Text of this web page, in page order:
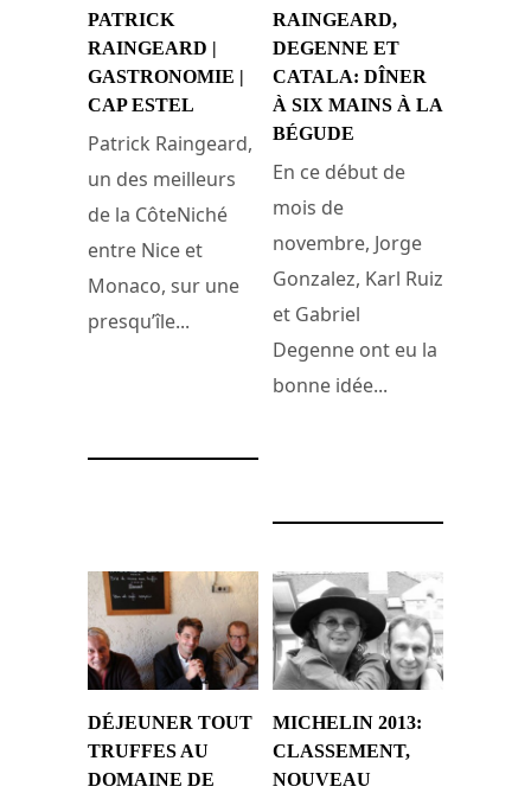
PATRICK
RAINGEARD |
GASTRONOMIE |
CAP ESTEL
Patrick Raingeard,
un des meilleurs
de la CôteNiché
entre Nice et
Monaco, sur une
presqu’île...
RAINGEARD,
DEGENNE ET
CATALA: DÎNER
À SIX MAINS À LA
BÉGUDE
En ce début de
mois de
novembre, Jorge
Gonzalez, Karl Ruiz
et Gabriel
Degenne ont eu la
bonne idée...
DÉJEUNER TOUT
TRUFFES AU
DOMAINE DE
MICHELIN 2013:
CLASSEMENT,
NOUVEAU